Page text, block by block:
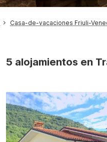
Casa-de-vacaciones Friuli-
5 alojamientos en